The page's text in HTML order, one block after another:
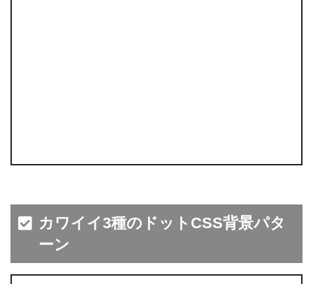
カワイイ3種のドットCSS背景パタ
ーン